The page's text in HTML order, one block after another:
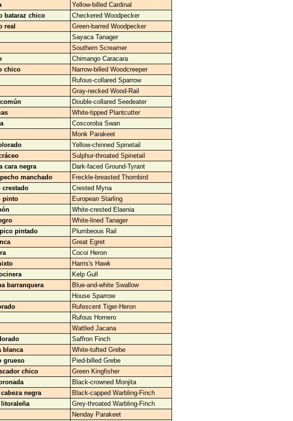
Yellow-billed Cardinal
bataraz chico
Checkered Woodpecker
real
Green-barred Woodpecker
Sayaca Tanager
Southern Screamer
Chimango Caracara
chico
Narrow-billed Woodcreeper
Rufous-collared Sparrow
Gray-necked Wood-Rail
Double-collared Seedeater
White-tipped Plantcutter
Coscoroba Swan
Monk Parakeet
Yellow-chinned Spinetail
Sulphur-throated Spinetail
cara negra
Dark-faced Ground-Tyrant
manchado
Freckle-breasted Thornbird
crestado
Crested Myna
pinto
European Starling
White-crested Elaenia
White-lined Tanager
pintado
Plumbeous Rail
Great Egret
Cocoi Heron
Harris's Hawk
Kelp Gull
barranquera
Blue-and-white Swallow
House Sparrow
Rufescent Tiger-Heron
Rufous Hornero
Wattled Jacana
Saffron Finch
blanca
White-tufted Grebe
grueso
Pied-billed Grebe
chico
Green Kingfisher
Black-crowned Monjita
negra
Black-capped Warbling-Finch
litoraleña
Grey-throated Warbling-Finch
Nenday Parakeet